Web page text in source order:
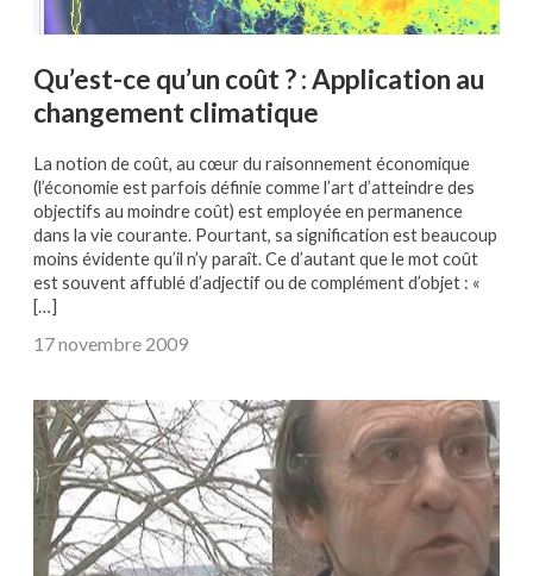
Qu’est-ce qu’un coût ? : Application au
changement climatique
La notion de coût, au cœur du raisonnement économique
(l’économie est parfois définie comme l’art d’atteindre des
objectifs au moindre coût) est employée en permanence
dans la vie courante. Pourtant, sa signification est beaucoup
moins évidente qu’il n’y paraît. Ce d’autant que le mot coût
est souvent affublé d’adjectif ou de complément d’objet : «
[…]
17 novembre 2009